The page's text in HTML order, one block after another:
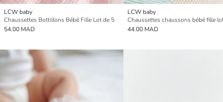
LCW baby
Chaussettes Bottillons Bébé Fille Lot de 5
54.00 MAD
LCW baby
Chaussettes chaussons bébé fille
44.00 MAD